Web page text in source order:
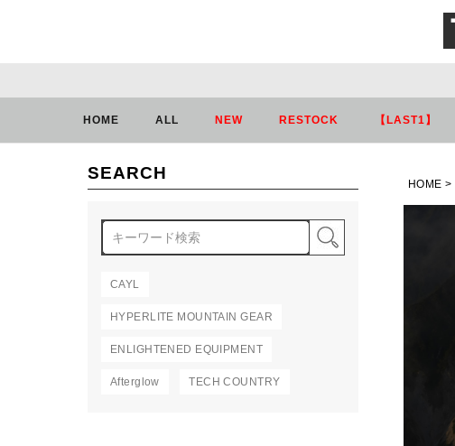
HOME ALL NEW RESTOCK 【LAST1】
SEARCH
CAYL
HYPERLITE MOUNTAIN GEAR
ENLIGHTENED EQUIPMENT
Afterglow TECH COUNTRY
HOME